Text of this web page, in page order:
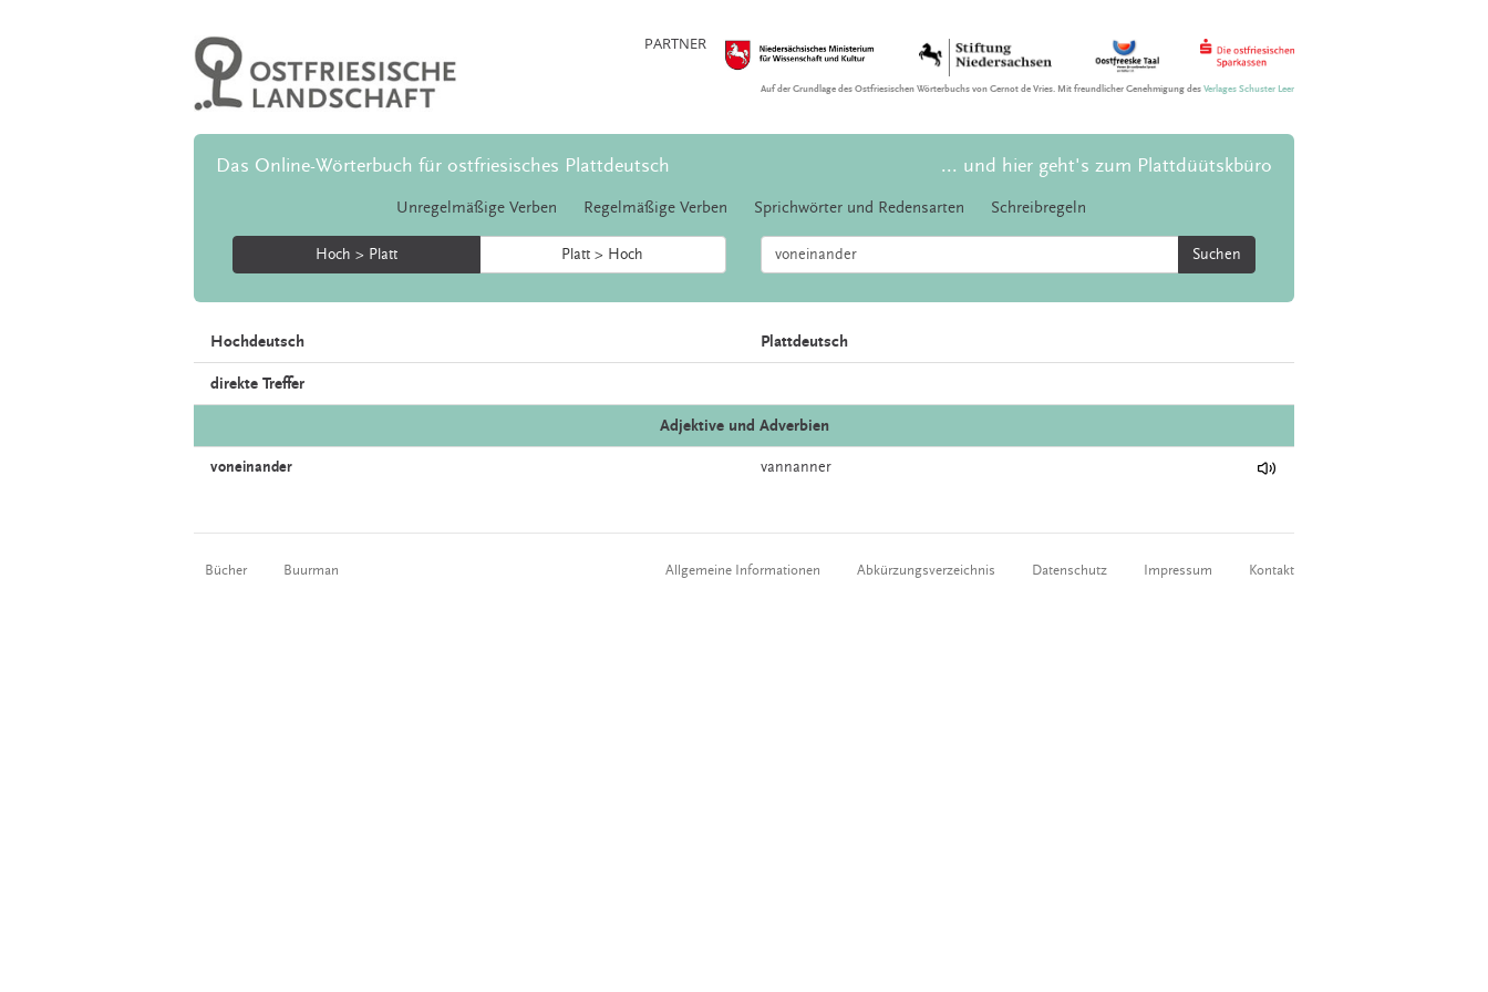
PARTNER
Auf der Grundlage des Ostfriesischen Wörterbuchs von Gernot de Vries. Mit freundlicher Genehmigung desVerlages Schuster Leer
Das Online-Wörterbuch für ostfriesisches Plattdeutsch ... und hier geht's zum Plattdüütskbüro
Unregelmäßige Verben Regelmäßige Verben Sprichwörter und Redensarten Schreibregeln
Hoch > Platt Platt > Hoch Suchen
Hochdeutsch Plattdeutsch
direkte Treffer
Adjektive und Adverbien
voneinander vannanner
Bücher Buurman Allgemeine Informationen Abkürzungsverzeichnis Datenschutz Impressum Kontakt